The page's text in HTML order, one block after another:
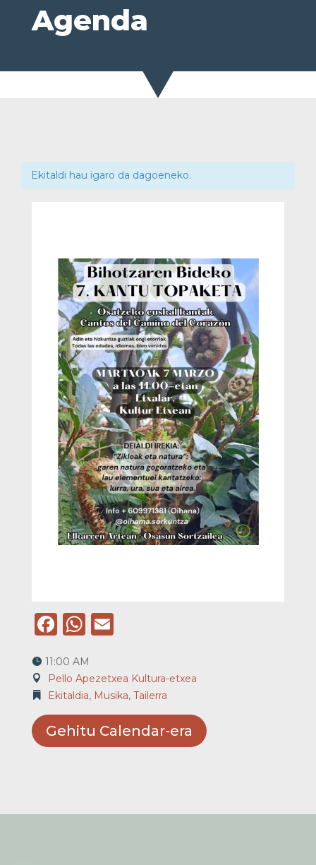
Agenda
Ekitaldi hau igaro da dagoeneko.
Facebook
WhatsApp
Email
11:00 AM
Pello Apezetxea Kultura-etxea
Ekitaldia, Musika, Tailerra
Gehitu Calendar-era